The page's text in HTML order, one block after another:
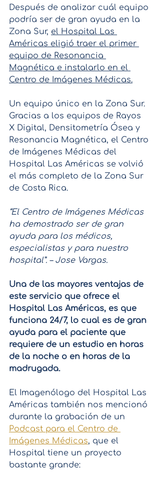
Después de analizar cuál equipo
podría ser de gran ayuda en la
Zona Sur, el Hospital Las
Américas eligió traer el primer
equipo de Resonancia
Magnética e instalarlo en el
Centro de Imágenes Médicas.
Un equipo único en la Zona Sur.
Gracias a los equipos de Rayos
X Digital, Densitometría Ósea y
Resonancia Magnética, el Centro
de Imágenes Médicas del
Hospital Las Américas se volvió
el más completo de la Zona Sur
de Costa Rica.
“El Centro de Imágenes Médicas
ha demostrado ser de gran
ayuda para los médicos,
especialistas y para nuestro
hospital”. – Jose Vargas.
Una de las mayores ventajas de
este servicio que ofrece el
Hospital Las Américas, es que
funciona 24/7, lo cual es de gran
ayuda para el paciente que
requiere de un estudio en horas
de la noche o en horas de la
madrugada.
El Imagenólogo del Hospital Las
Américas también nos mencionó
durante la grabación de un
Podcast para el Centro de
Imágenes Médicas, que el
Hospital tiene un proyecto
bastante grande: